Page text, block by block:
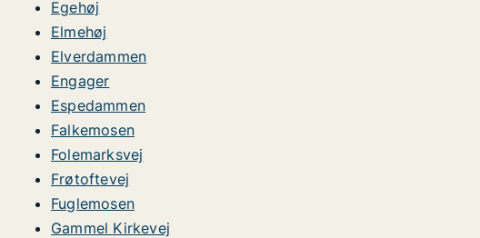
Egehøj
Elmehøj
Elverdammen
Engager
Espedammen
Falkemosen
Folemarksvej
Frøtoftevej
Fuglemosen
Gammel Kirkevej